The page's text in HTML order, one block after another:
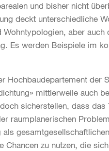
und bisher nicht
deckt unterschiedliche
aber auch
Es werden Beispiele im
Hochbaudepartement der
mittlerweile auch
sicherstellen, dass
raumplanerischen
als
zu nutzen, die